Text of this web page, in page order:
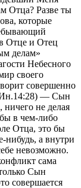
Отца? Разве ты
которые
Отце и Отец
делам»
Небесного
своего
совершенно
— Сын
ничего не делая
в чем-либо
Отца, это бы
нибудь, а внутри
невозможно.
сама
Сын
совершается